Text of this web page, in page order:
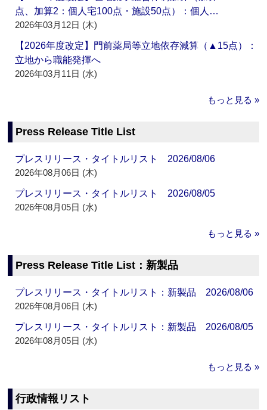
点、加算2：個人宅100点・施設50点）：個人…
2026年03月12日 (木)
【2026年度改定】門前薬局等立地依存減算（▲15点）：
立地から職能発揮へ
2026年03月11日 (水)
もっと見る »
Press Release Title List
プレスリリース・タイトルリスト 2026/08/06
2026年08月06日 (木)
プレスリリース・タイトルリスト 2026/08/05
2026年08月05日 (水)
もっと見る »
Press Release Title List：新製品
プレスリリース・タイトルリスト：新製品 2026/08/06
2026年08月06日 (木)
プレスリリース・タイトルリスト：新製品 2026/08/05
2026年08月05日 (水)
もっと見る »
行政情報リスト